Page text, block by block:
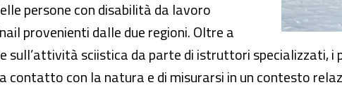
persone con disabilità da lavoro
provenienti dalle due regioni. Oltre a
sull’attività sciistica da parte di istruttori specializzati,
contatto con la natura e di misurarsi in un contesto